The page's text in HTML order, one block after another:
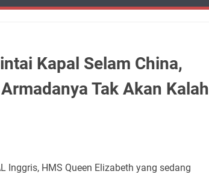
Kapal Selam China,
Tak Akan Kalah
Inggris, HMS Queen Elizabeth yang sedang